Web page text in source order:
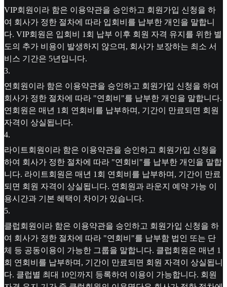
VIP회원이라 함은 이용약관을 승인하고 회원가입 신청을 하
여 회사가 정한 절차에 따라 입회비를 납부한 개인을 말합니
다. VIP회원은 입회비 1회 납부 이후 회원 자격 유지를 위한 별
도의 추가 비용이 발생하지 않으며, 회사가 보장하는 최소 서
비스 기간은 5년입니다.
3.
연회원이라 함은 이용약관을 승인하고 회원가입 신청을 하여
회사가 정한 절차에 따라 "연회비"를 납부한 개인을 말합니다.
연회원은 매년 1회 연회비를 납부하며, 기간이 만료되면 회원
자격이 상실됩니다.
4.
라이트회원이라 함은 이용약관을 승인하고 회원가입 신청을
하여 회사가 정한 절차에 따라 "연회비"를 납부한 개인을 말합
니다. 라이트회원은 매년 1회 연회비를 납부하며, 기간이 만료
되면 회원 자격이 상실됩니다. 연회원과 라운지 예약 가능 이
용시간과 기본 혜택이 차이가 있습니다.
5.
클럽회원이라 함은 이용약관을 승인하고 회원가입 신청을 하
여 회사가 정한 절차에 따라 "연회비"를 납부함 법인 또는 단
체 등 공동이용이 가능한 그룹을 말합니다. 클럽회원은 매년 1
회 연회비를 납부하며, 기간이 만료되면 회원 자격이 상실됩니
다. 클럽별 최대 10인까지 등록하여 이용이 가능합니다. 회원